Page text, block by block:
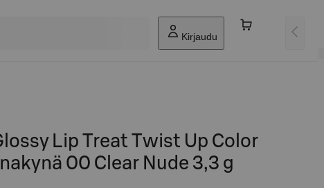
Kirjaudu
Lip Treat Twist Up Color
00 Clear Nude 3,3 g